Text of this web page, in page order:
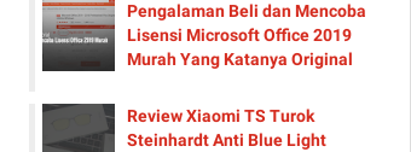
Pengalaman Beli dan Mencoba
Lisensi Microsoft Office 2019
Murah Yang Katanya Original
Review Xiaomi TS Turok
Steinhardt Anti Blue Light